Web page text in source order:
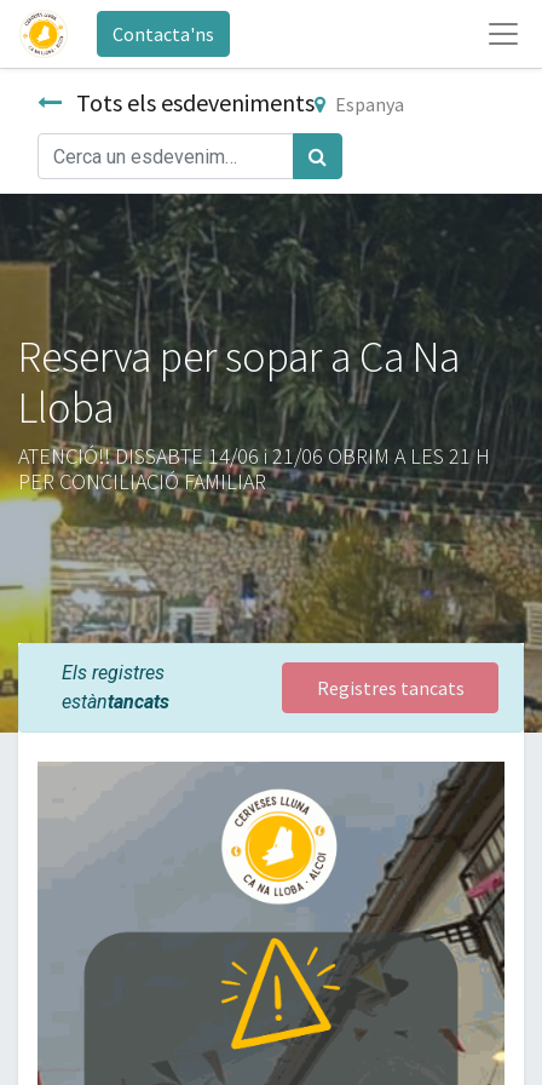
Contacta'ns
Tots els esdeveniments Espanya
Reserva per sopar a Ca Na
Lloba
ATENCIÓ!! DISSABTE 14/06 i 21/06 OBRIM A LES 21 H
PER CONCILIACIÓ FAMILIAR
Els registres
estàntancats
Registres tancats